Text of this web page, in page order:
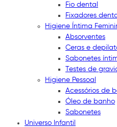
Fio dental
Fixadores
Higiene Íntima
Absorventes
Ceras e
Sabonetes
Testes de
Higiene Pessoal
Acessórios de
Óleo de banho
Sabonetes
Universo Infantil